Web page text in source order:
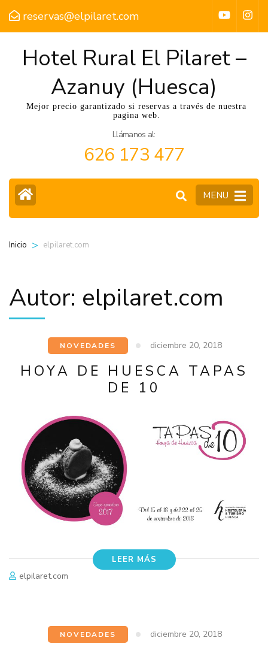
reservas@elpilaret.com
Hotel Rural El Pilaret –
Azanuy (Huesca)
Mejor precio garantizado si reservas a través de nuestra
pagina web.
Llámanos al:
626 173 477
MENU
Inicio > elpilaret.com
Autor: elpilaret.com
NOVEDADES diciembre 20, 2018
HOYA DE HUESCA TAPAS
DE 10
LEER MÁS
elpilaret.com
NOVEDADES diciembre 20, 2018